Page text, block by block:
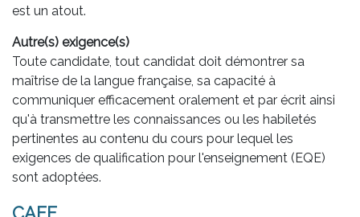
est un atout.
Autre(s) exigence(s)
Toute candidate, tout candidat doit démontrer sa
maîtrise de la langue française, sa capacité à
communiquer efficacement oralement et par écrit ainsi
qu'à transmettre les connaissances ou les habiletés
pertinentes au contenu du cours pour lequel les
exigences de qualification pour l'enseignement (EQE)
sont adoptées.